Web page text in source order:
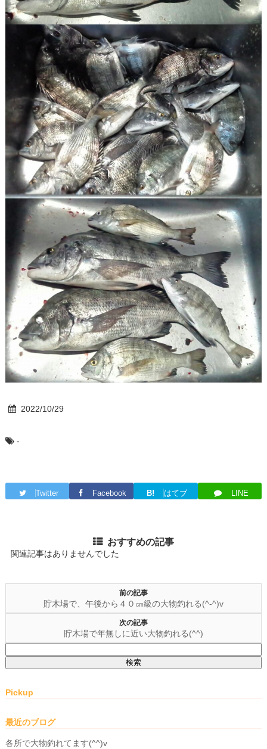
2022/10/29
-
Twitter Facebook B! はてブ LINE
おすすめの記事
関連記事はありませんでした
前の記事
貯木場で、午後から４０㎝級の大物釣れる(^-^)v
次の記事
貯木場で年無しに近い大物釣れる(^^)
索:
Pickup
最近のブログ
各所で大物釣れてます(^^)v